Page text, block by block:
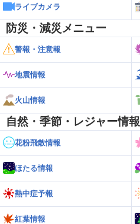
ライブカメラ
防災・減災メニュー
警報・注意報
地震情報
火山情報
自然・季節・レジャー情報
花粉飛散情報
ほたる情報
熱中症予報
紅葉情報